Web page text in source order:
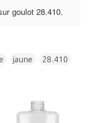
goulot 28.410.
jaune 28.410